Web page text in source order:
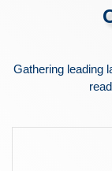
Gathering leading